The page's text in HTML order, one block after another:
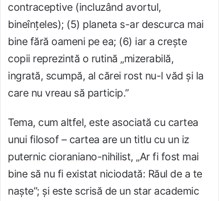
contraceptive (incluzând avortul,
bineînțeles); (5) planeta s-ar descurca mai
bine fără oameni pe ea; (6) iar a crește
copii reprezintă o rutină „mizerabilă,
ingrată, scumpă, al cărei rost nu-l văd și la
care nu vreau să particip.”
Tema, cum altfel, este asociată cu cartea
unui filosof – cartea are un titlu cu un iz
puternic cioraniano-nihilist, „Ar fi fost mai
bine să nu fi existat niciodată: Răul de a te
naște”; și este scrisă de un star academic